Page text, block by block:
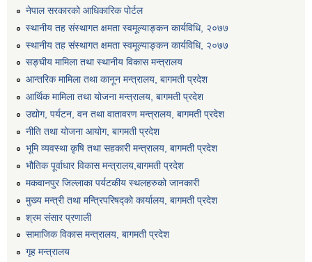
नेपाल सरकारको आधिकारिक पोर्टल
स्थानीय तह संस्थागत क्षमता स्वमूल्याङ्कन कार्यविधि, २०७७
स्थानीय तह संस्थागत क्षमता स्वमूल्याङ्कन कार्यविधि, २०७७
सङ्घीय मामिला तथा स्थानीय विकास मन्त्रालय
आन्तरिक मामिला तथा कानून मन्त्रालय, बागमती प्रदेश
आर्थिक मामिला तथा योजना मन्त्रालय, बागमती प्रदेश
उद्योग, पर्यटन, वन तथा वातावरण मन्त्रालय, बागमती प्रदेश
नीति तथा योजना आयोग, बागमती प्रदेश
भूमि व्यवस्था कृषि तथा सहकारी मन्त्रालय, बागमती प्रदेश
भौतिक पूर्वाधार विकास मन्त्रालय,बागमती प्रदेश
मकवानपुर जिल्लाका पर्यटकीय स्थलहरुको जानकारी
मुख्य मन्त्री तथा मन्त्रिपरिषद्को कार्यालय, बागमती प्रदेश
श्रम संसार प्रणाली
सामाजिक विकास मन्त्रालय, बागमती प्रदेश
गृह मन्त्रालय